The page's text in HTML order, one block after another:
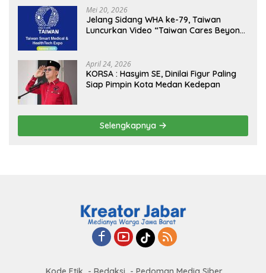
MBG, Perkuat Pengawasan Program
Pemerintah
Mei 20, 2026
Jelang Sidang WHA ke-79, Taiwan
Luncurkan Video “Taiwan Cares Beyond
April 24, 2026
KORSA : Hasyim SE, Dinilai Figur Paling
Siap Pimpin Kota Medan Kedepan
Selengkapnya